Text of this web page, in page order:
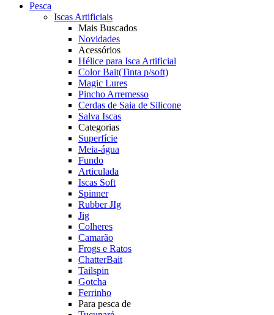
Pesca
Iscas Artificiais
Mais Buscados
Novidades
Acessórios
Hélice para Isca Artificial
Color Bait(Tinta p/soft)
Magic Lures
Pincho Arremesso
Cerdas de Saia de Silicone
Salva Iscas
Categorias
Superfície
Meia-água
Fundo
Articulada
Iscas Soft
Spinner
Rubber JIg
Jig
Colheres
Camarão
Frogs e Ratos
ChatterBait
Tailspin
Gotcha
Ferrinho
Para pesca de